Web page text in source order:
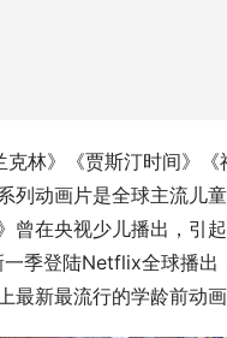
林》《贾斯汀时间》
列动画片是全球主流儿
曾在央视少儿播出，引
季登陆Netflix全球播
新最流行的学龄前动